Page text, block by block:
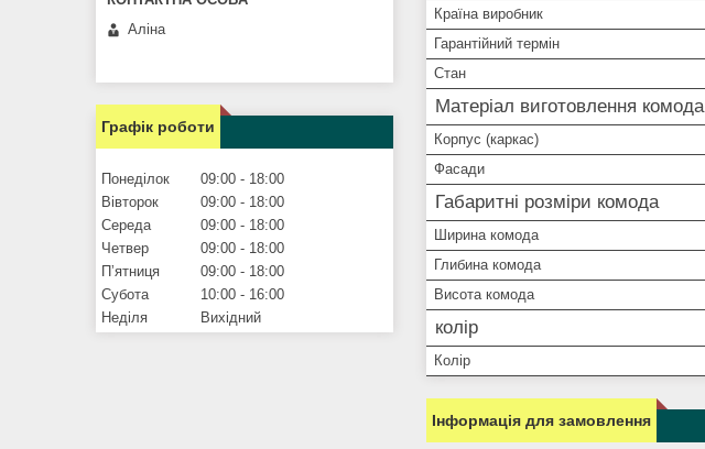
Країна виробник
Гарантійний термін
Стан
Матеріал виготовлення комода
Корпус (каркас)
Фасади
Габаритні розміри комода
Ширина комода
Глибина комода
Висота комода
колір
Колір
Інформація для замовлення
Аліна
Графік роботи
Понеділок 09:00
18:00
Вівторок
09:00
18:00
Середа
09:00
18:00
Четвер
09:00
18:00
Пʼятниця
09:00
18:00
Субота
10:00
16:00
Неділя
Вихідний